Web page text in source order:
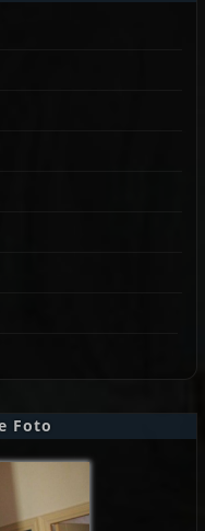
Foto